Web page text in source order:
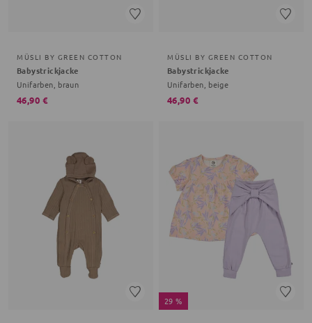
MÜSLI BY GREEN COTTON
Babystrickjacke
Unifarben, braun
46,90 €
MÜSLI BY GREEN COTTON
Babystrickjacke
Unifarben, beige
46,90 €
29 %